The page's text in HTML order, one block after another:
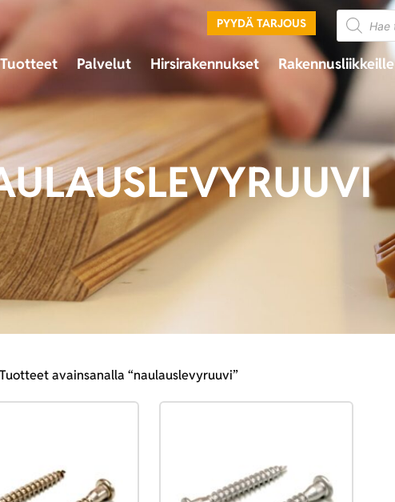
PYYDÄ TARJOUS
Tuotteet Palvelut Hirsirakennukset Rakennusliikkeille
avainsanalla “naulauslevyruuvi”